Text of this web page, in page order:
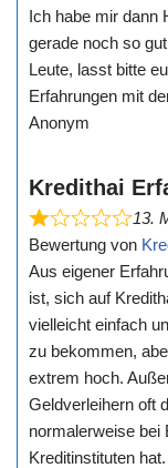
Ich habe mir dann
gerade noch so
Leute, lasst bitte
Erfahrungen mit
Anonym
Kredithai
13.
Bewertung von
Aus eigener
ist, sich auf
vielleicht einfach
zu bekommen,
extrem hoch.
Geldverleihern oft
normalerweise bei
Kreditinstituten hat.